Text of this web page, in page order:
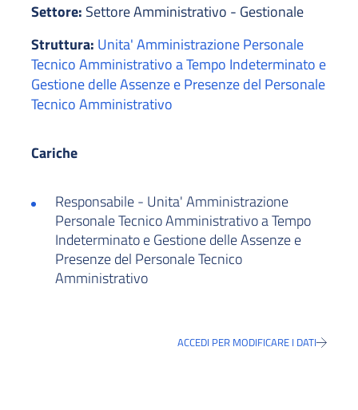
Settore: Settore Amministrativo - Gestionale
Struttura: Unita' Amministrazione Personale
Tecnico Amministrativo a Tempo Indeterminato e
Gestione delle Assenze e Presenze del Personale
Tecnico Amministrativo
Cariche
Responsabile - Unita' Amministrazione
Personale Tecnico Amministrativo a Tempo
Indeterminato e Gestione delle Assenze e
Presenze del Personale Tecnico
Amministrativo
ACCEDI PER MODIFICARE I DATI